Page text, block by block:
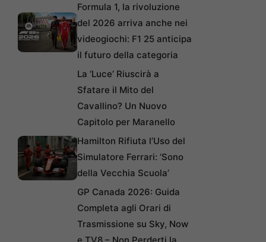
Formula 1, la rivoluzione
del 2026 arriva anche nei
videogiochi: F1 25 anticipa
il futuro della categoria
La ‘Luce’ Riuscirà a
Sfatare il Mito del
Cavallino? Un Nuovo
Capitolo per Maranello
Hamilton Rifiuta l’Uso del
Simulatore Ferrari: ‘Sono
della Vecchia Scuola’
GP Canada 2026: Guida
Completa agli Orari di
Trasmissione su Sky, Now